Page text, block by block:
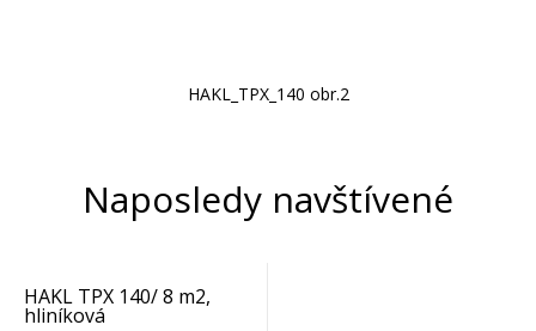
HAKL_TPX_140 obr.2
Naposledy navštívené
HAKL TPX 140/ 8 m2,
hliníková